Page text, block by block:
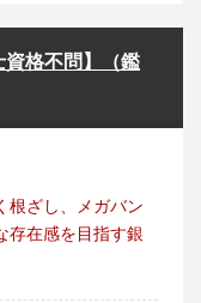
格不問】（鑑
根ざし、メガバン
存在感を目指す銀